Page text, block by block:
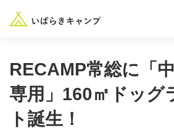
― AUTUMN FESTA
RECAMP常総に「
専用」160㎡ドッグ
ト誕生！